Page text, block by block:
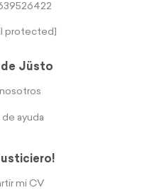
protected]
Jüsto
ayuda
mi CV